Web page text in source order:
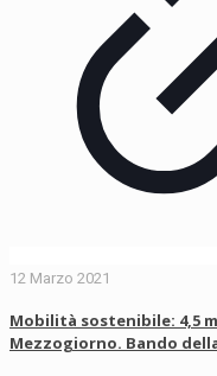
12 Marzo 2021
Mobilità sostenibile: 4,5
Mezzogiorno. Bando